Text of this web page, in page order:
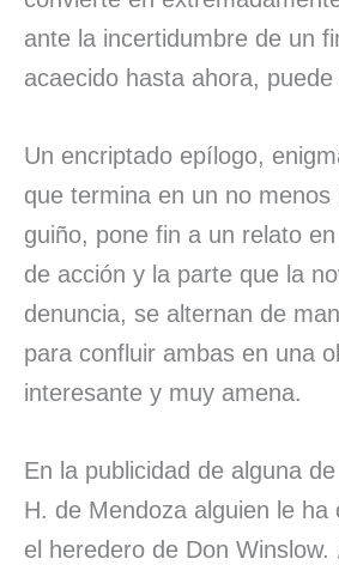
ante la incertidumbre de un
acaecido hasta ahora,
Un encriptado epílogo,
que termina en un no menos
guiño, pone fin a un relato
de acción y la parte que la
denuncia, se alternan de
para confluir ambas en una
interesante y muy amena.
En la publicidad de alguna
H. de Mendoza alguien le ha
el heredero de Don